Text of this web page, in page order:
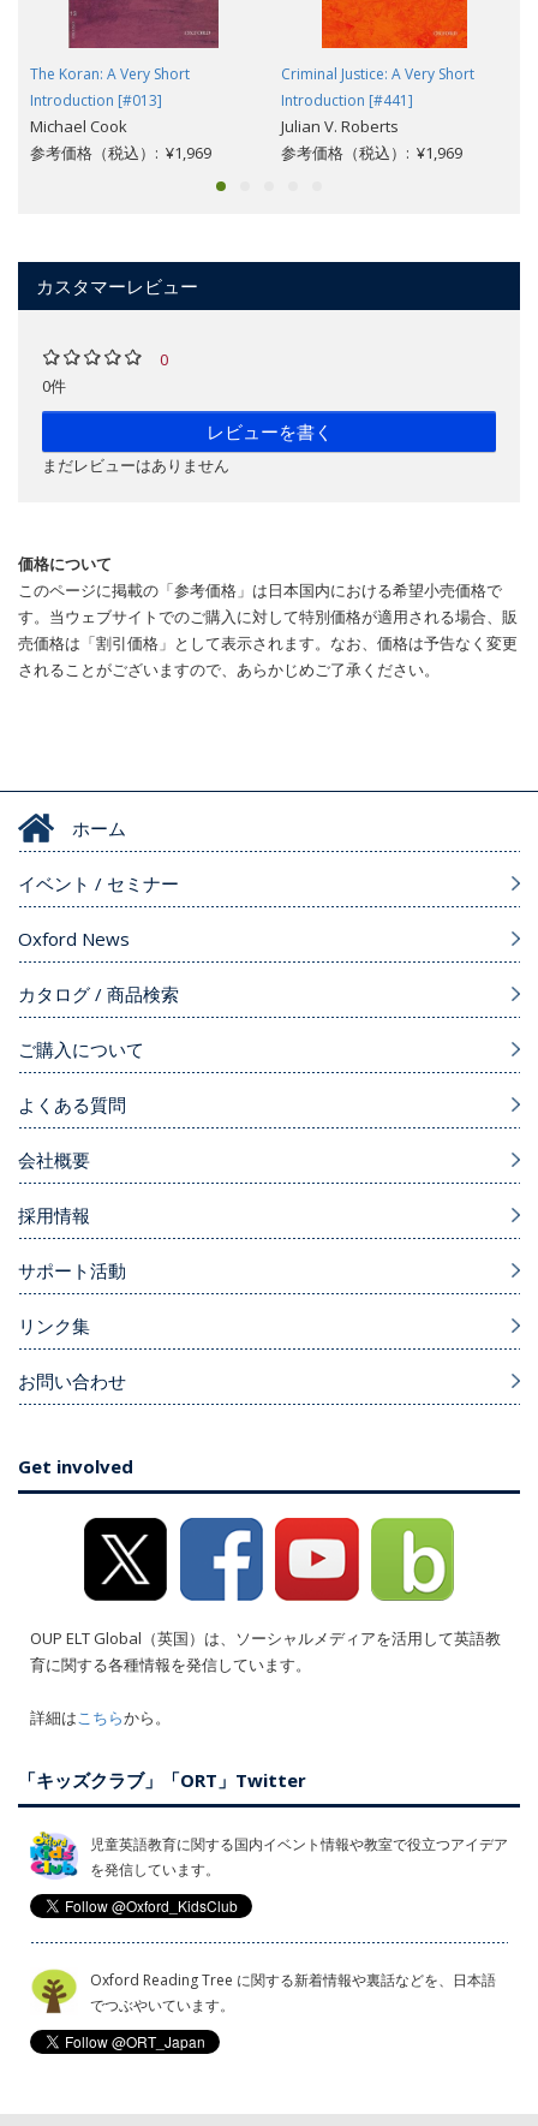
The Koran: A Very Short
Introduction [#013]
Michael Cook
参考価格（税込）: ¥1,969
Criminal Justice: A Very Short
Introduction [#441]
Julian V. Roberts
参考価格（税込）: ¥1,969
カスタマーレビュー
0
0件
レビューを書く
まだレビューはありません
価格について
このページに掲載の「参考価格」は日本国内における希望小売価格で
す。当ウェブサイトでのご購入に対して特別価格が適用される場合、販
売価格は「割引価格」として表示されます。なお、価格は予告なく変更
されることがございますので、あらかじめご了承ください。
ホーム
イベント / セミナー
Oxford News
カタログ / 商品検索
ご購入について
よくある質問
会社概要
採用情報
サポート活動
リンク集
お問い合わせ
Get involved
OUP ELT Global（英国）は、ソーシャルメディアを活用して英語教
育に関する各種情報を発信しています。
詳細はこちらから。
「キッズクラブ」「ORT」Twitter
児童英語教育に関する国内イベント情報や教室で役立つアイデア
を発信しています。
Oxford Reading Tree に関する新着情報や裏話などを、日本語
でつぶやいています。